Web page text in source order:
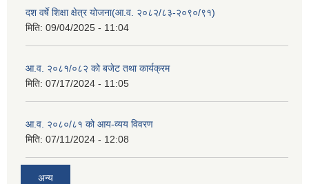
दश वर्षे शिक्षा क्षेत्र योजना(आ.व. २०८२/८३-२०९०/९१)
मिति: 09/04/2025 - 11:04
आ.व. २०८१/०८२ को बजेट तथा कार्यक्रम
मिति: 07/17/2024 - 11:05
आ.व. २०८०/८१ को आय-व्यय विवरण
मिति: 07/11/2024 - 12:08
अन्य